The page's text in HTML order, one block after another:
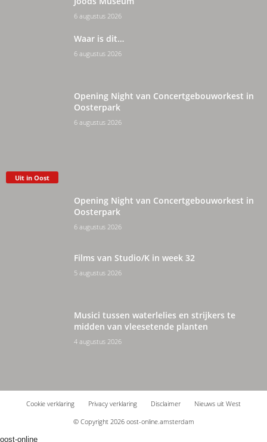
6 augustus 2026
Waar is dit…
6 augustus 2026
Opening Night van Concertgebouworkest in
Oosterpark
6 augustus 2026
Uit in Oost
Opening Night van Concertgebouworkest in
Oosterpark
6 augustus 2026
Films van Studio/K in week 32
5 augustus 2026
Musici tussen waterlelies en strijkers te
midden van vleesetende planten
4 augustus 2026
Cookie verklaring Privacy verklaring Disclaimer
Nieuws uit West
© Copyright 2026 oost-online.amsterdam
oost-online